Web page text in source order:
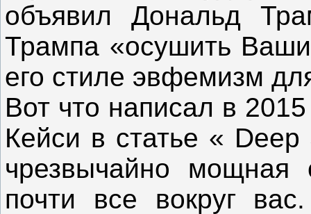
объявил Дональд
Трампа «осушить
его стиле эвфемизм
Вот что написал в
Кейси в статье « Deep
чрезвычайно мощная
почти все вокруг